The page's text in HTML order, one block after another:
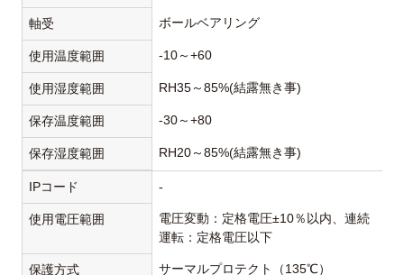
軸受 ボールベアリング
使用温度範囲 -10～+60
使用湿度範囲 RH35～85%(結露無き事)
保存温度範囲 -30～+80
保存湿度範囲 RH20～85%(結露無き事)
IPコード -
使用電圧範囲
電圧変動：定格電圧±10％以内、連続
運転：定格電圧以下
保護方式 サーマルプロテクト（135℃）